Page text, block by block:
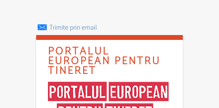
Trimite prin email
PORTALUL
EUROPEAN PENTRU
TINERET